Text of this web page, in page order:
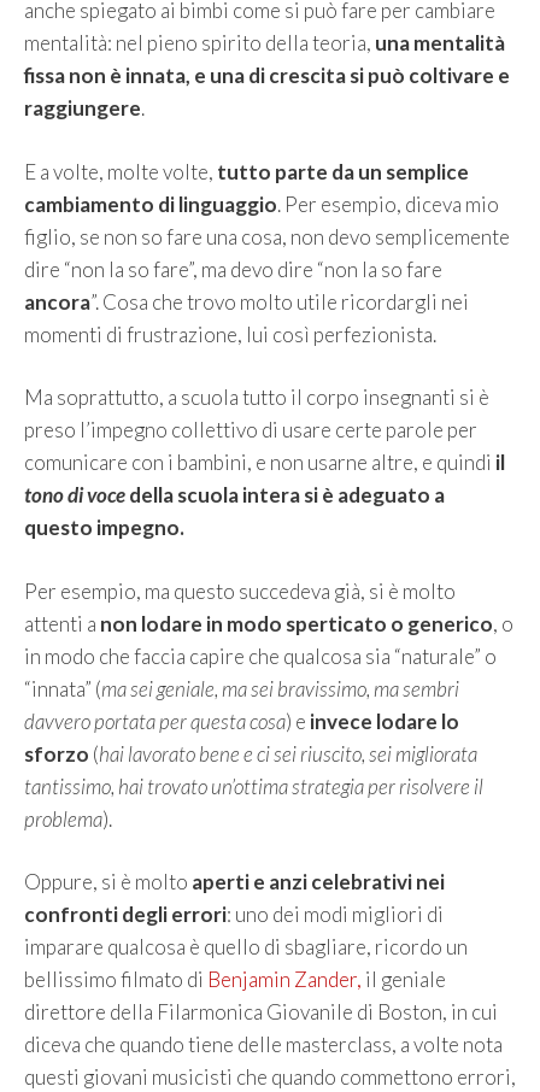
anche spiegato ai bimbi come si può fare per cambiare
mentalità: nel pieno spirito della teoria, una mentalità
fissa non è innata, e una di crescita si può coltivare e
raggiungere.
E a volte, molte volte, tutto parte da un semplice
cambiamento di linguaggio. Per esempio, diceva mio
figlio, se non so fare una cosa, non devo semplicemente
dire “non la so fare”, ma devo dire “non la so fare
ancora”. Cosa che trovo molto utile ricordargli nei
momenti di frustrazione, lui così perfezionista.
Ma soprattutto, a scuola tutto il corpo insegnanti si è
preso l’impegno collettivo di usare certe parole per
comunicare con i bambini, e non usarne altre, e quindi il
tono di vocedella scuola intera si è adeguato a
questo impegno.
Per esempio, ma questo succedeva già, si è molto
attenti a non lodare in modo sperticato o generico, o
in modo che faccia capire che qualcosa sia “naturale” o
“innata” (ma sei geniale, ma sei bravissimo, ma sembri
davvero portata per questa cosa) e invece lodare lo
sforzo (hai lavorato bene e ci sei riuscito, sei migliorata
tantissimo, hai trovato un’ottima strategia per risolvere il
problema).
Oppure, si è molto aperti e anzi celebrativi nei
confronti degli errori: uno dei modi migliori di
imparare qualcosa è quello di sbagliare, ricordo un
bellissimo filmato di Benjamin Zander, il geniale
direttore della Filarmonica Giovanile di Boston, in cui
diceva che quando tiene delle masterclass, a volte nota
questi giovani musicisti che quando commettono errori,